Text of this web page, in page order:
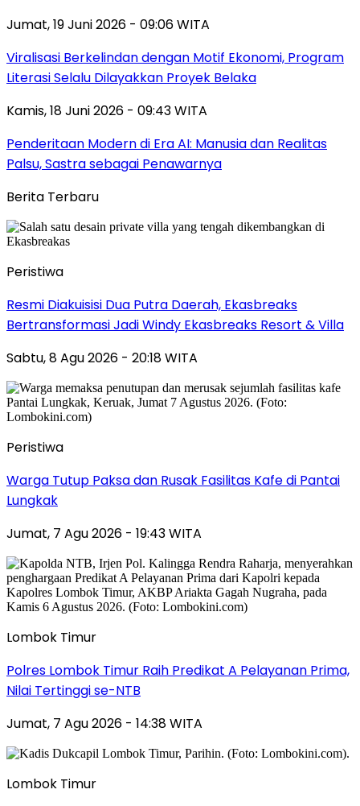
Jumat, 19 Juni 2026 - 09:06 WITA
Viralisasi Berkelindan dengan Motif Ekonomi, Program
Literasi Selalu Dilayakkan Proyek Belaka
Kamis, 18 Juni 2026 - 09:43 WITA
Penderitaan Modern di Era AI: Manusia dan Realitas
Palsu, Sastra sebagai Penawarnya
Berita Terbaru
Peristiwa
Resmi Diakuisisi Dua Putra Daerah, Ekasbreaks
Bertransformasi Jadi Windy Ekasbreaks Resort & Villa
Sabtu, 8 Agu 2026 - 20:18 WITA
Peristiwa
Warga Tutup Paksa dan Rusak Fasilitas Kafe di Pantai
Lungkak
Jumat, 7 Agu 2026 - 19:43 WITA
Lombok Timur
Polres Lombok Timur Raih Predikat A Pelayanan Prima,
Nilai Tertinggi se-NTB
Jumat, 7 Agu 2026 - 14:38 WITA
Lombok Timur